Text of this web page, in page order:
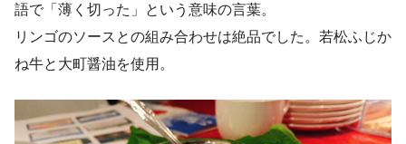
語で「薄く切った」という意味の言葉。
リンゴのソースとの組み合わせは絶品でした。若松ふじか
ね牛と大町醤油を使用。